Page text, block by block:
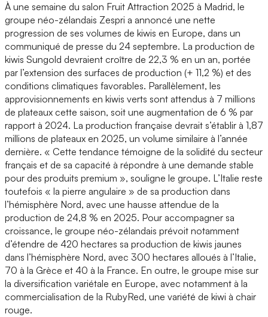
À une semaine du salon Fruit Attraction 2025 à Madrid, le
groupe néo-zélandais Zespri a annoncé une nette
progression de ses volumes de kiwis en Europe, dans un
communiqué de presse du 24 septembre. La production de
kiwis Sungold devraient croître de 22,3 % en un an, portée
par l’extension des surfaces de production (+ 11,2 %) et des
conditions climatiques favorables. Parallèlement, les
approvisionnements en kiwis verts sont attendus à 7 millions
de plateaux cette saison, soit une augmentation de 6 % par
rapport à 2024. La production française devrait s’établir à 1,87
millions de plateaux en 2025, un volume similaire à l’année
dernière. « Cette tendance témoigne de la solidité du secteur
français et de sa capacité à répondre à une demande stable
pour des produits premium », souligne le groupe. L’Italie reste
toutefois « la pierre angulaire » de sa production dans
l’hémisphère Nord, avec une hausse attendue de la
production de 24,8 % en 2025. Pour accompagner sa
croissance, le groupe néo-zélandais prévoit notamment
d’étendre de 420 hectares sa production de kiwis jaunes
dans l’hémisphère Nord, avec 300 hectares alloués à l’Italie,
70 à la Grèce et 40 à la France. En outre, le groupe mise sur
la diversification variétale en Europe, avec notamment à la
commercialisation de la RubyRed, une variété de kiwi à chair
rouge.